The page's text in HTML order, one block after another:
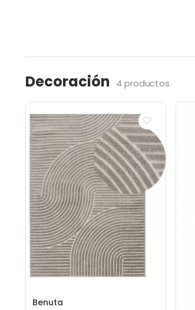
Decoración 4 productos
Benuta